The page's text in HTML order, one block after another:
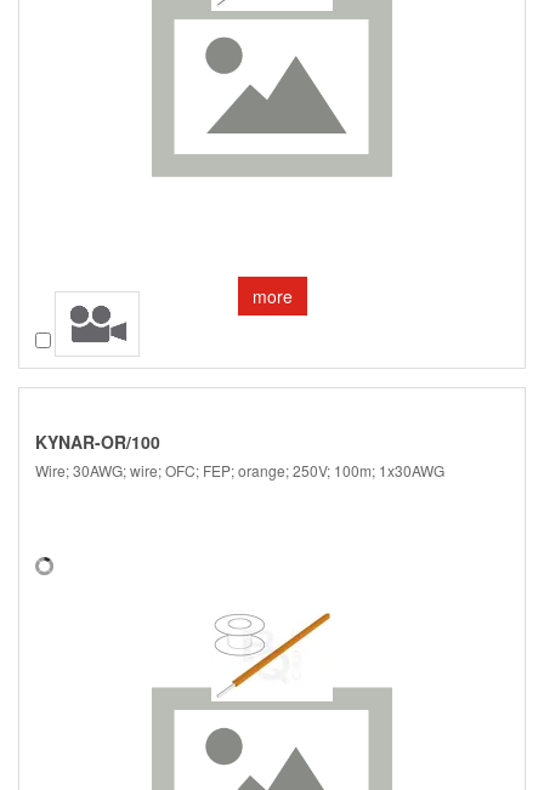
more
Compare
KYNAR-OR/100
Wire; 30AWG; wire; OFC; FEP; orange; 250V; 100m; 1x30AWG